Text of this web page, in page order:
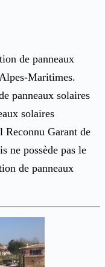
de panneaux
Maritimes.
panneaux solaires
solaires
Reconnu Garant de
ne possède pas le
de panneaux